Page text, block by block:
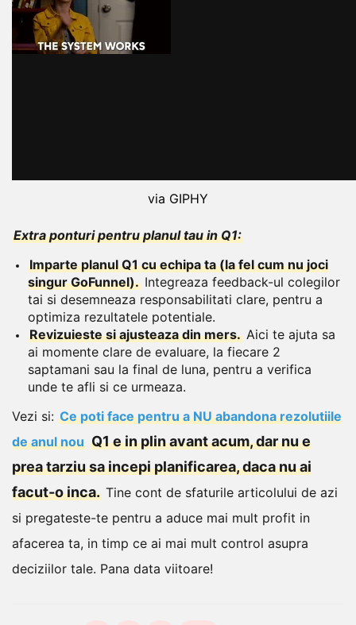
via GIPHY
Extra ponturi pentru planul tau in Q1:
Imparte planul Q1 cu echipa ta (la fel cum nu joci
singur GoFunnel). Integreaza feedback-ul colegilor
tai si desemneaza responsabilitati clare, pentru a
optimiza rezultatele potentiale.
Revizuieste si ajusteaza din mers. Aici te ajuta sa
ai momente clare de evaluare, la fiecare 2
saptamani sau la final de luna, pentru a verifica
unde te afli si ce urmeaza.
Vezi si: Ce poti face pentru a NU abandona rezolutiile
de anul nou Q1 e in plin avant acum, dar nu e
prea tarziu sa incepi planificarea, daca nu ai
facut-o inca. Tine cont de sfaturile articolului de azi
si pregateste-te pentru a aduce mai mult profit in
afacerea ta, in timp ce ai mai mult control asupra
deciziilor tale. Pana data viitoare!